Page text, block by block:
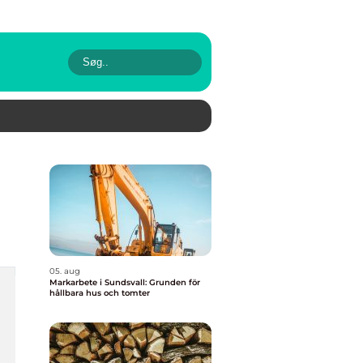
05. aug
Markarbete i Sundsvall: Grunden för
hållbara hus och tomter